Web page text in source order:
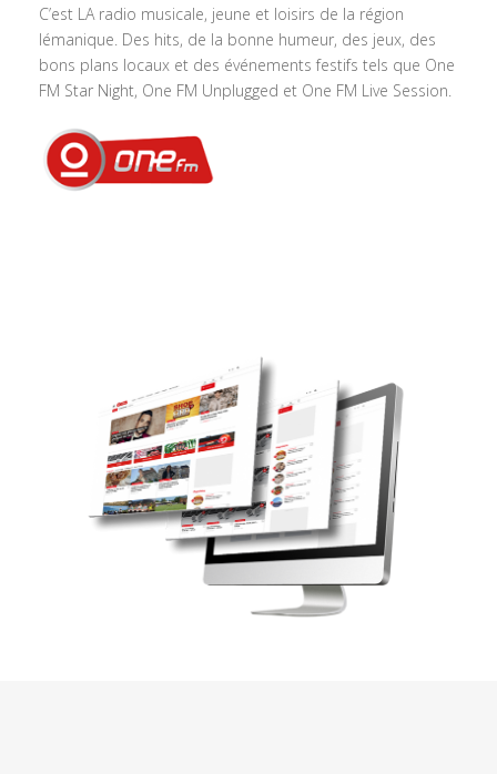
C’est LA radio musicale, jeune et loisirs de la région
lémanique. Des hits, de la bonne humeur, des jeux, des
bons plans locaux et des événements festifs tels que One
FM Star Night, One FM Unplugged et One FM Live Session.